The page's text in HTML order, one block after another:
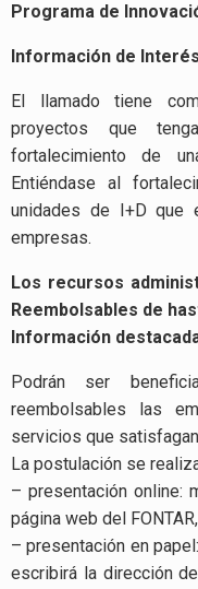
Programa de
Información de Interés
El llamado tiene
proyectos que
fortalecimiento de
Entiéndase al
unidades de I+D que
empresas.
Los recursos
Reembolsables de
Información
Podrán ser
reembolsables las
servicios que
La postulación se
– presentación online:
página web del FONTAR,
– presentación en
escribirá la dirección